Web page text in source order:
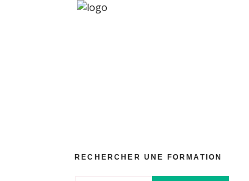
RECHERCHER UNE FORMATION